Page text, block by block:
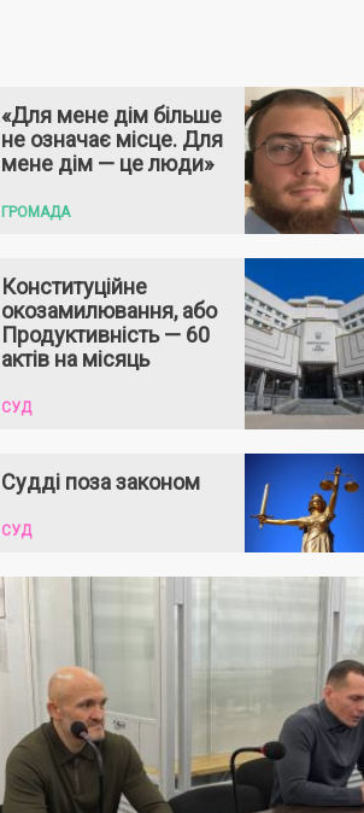
«Для мене дім більше
не означає місце. Для
мене дім — це люди»
ГРОМАДА
Конституційне
окозамилювання, або
Продуктивність — 60
актів на місяць
СУД
Судді поза законом
СУД